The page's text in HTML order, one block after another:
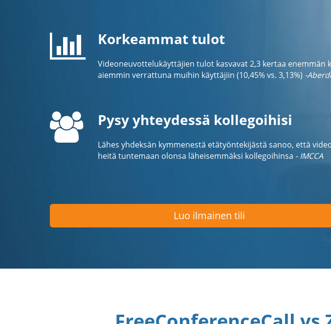
Korkeammat tulot
Videoneuvottelukäyttäjien tulot kasvavat 2,3 kertaa enemmän
aiemmin verrattuna muihin käyttäjiin (10,45% vs. 3,13%) -
Pysy yhteydessä kollegoihisi
Lähes yhdeksän kymmenestä etätyöntekijästä sanoo, että
heitä tuntemaan olonsa läheisemmäksi kollegoihinsa - IMCCA
Luo ilmainen tili